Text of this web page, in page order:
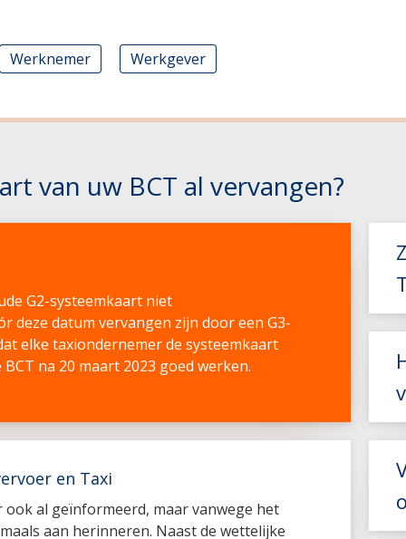
Werknemer Werkgever
van uw BCT al vervangen?
G2-systeemkaart niet
deze datum vervangen zijn door een G3-
elke taxiondernemer de systeemkaart
na 20 maart 2023 goed werken.
en Taxi
al geïnformeerd, maar vanwege het
aan herinneren. Naast de wettelijke